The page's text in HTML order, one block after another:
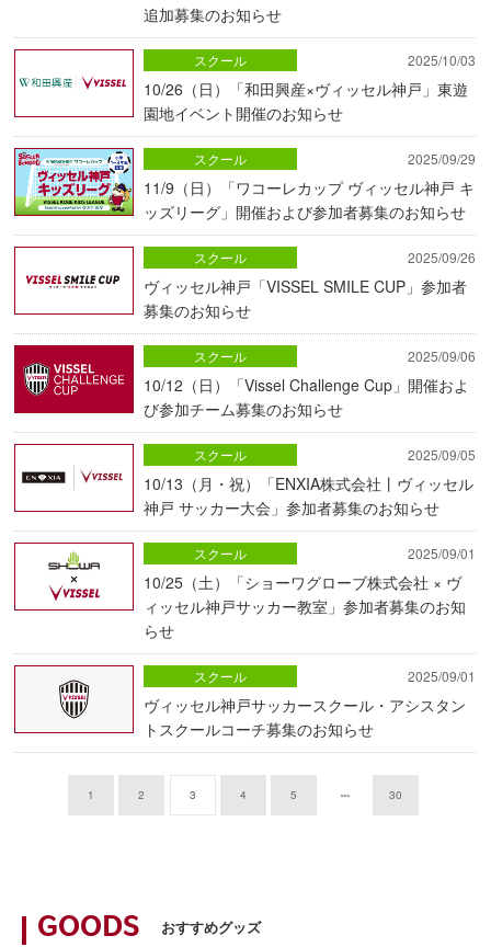
追加募集のお知らせ
2025/10/03
10/26（日）「和田興産×ヴィッセル神戸」東遊
園地イベント開催のお知らせ
スクール
2025/09/29
11/9（日）「ワコーレカップ ヴィッセル神戸 キ
ッズリーグ」開催および参加者募集のお知らせ
スクール
2025/09/26
ヴィッセル神戸「VISSEL SMILE CUP」参加者
募集のお知らせ
スクール
2025/09/06
10/12（日）「Vissel Challenge Cup」開催およ
び参加チーム募集のお知らせ
スクール
2025/09/05
10/13（月・祝）「ENXIA株式会社丨ヴィッセル
神戸 サッカー大会」参加者募集のお知らせ
スクール
2025/09/01
10/25（土）「ショーワグローブ株式会社 × ヴ
ィッセル神戸サッカー教室」参加者募集のお知
らせ
スクール
2025/09/01
ヴィッセル神戸サッカースクール・アシスタン
トスクールコーチ募集のお知らせ
スクール
1 2 3 4 5 30
GOODS おすすめグッズ